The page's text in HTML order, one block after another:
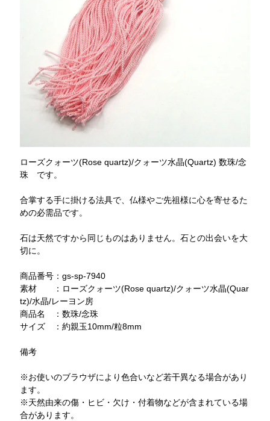
ローズクォーツ(Rose quartz)/クォーツ水晶(Quartz) 数珠/念
珠 です。
合掌する手に掛ける法具で、仏様やご先祖様に心を寄せるた
めの必需品です。
石は天然ですから同じものはありません。石との出会いを大
切に。
商品番号：gs-sp-7940
素材 ：ローズクォーツ(Rose quartz)/クォーツ水晶(Quar
tz)/水晶/レーヨン房
商品名 ：数珠/念珠
サイズ ：約親玉10mm/粒8mm
備考
※お使いのブラウザにより色合いなど若干異なる場合があり
ます。
※天然由来の傷・ヒビ・欠け・付着物などが含まれている場
合があります。